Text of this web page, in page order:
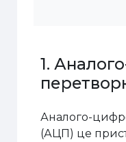
1.
Аналого-
(АЦП) це